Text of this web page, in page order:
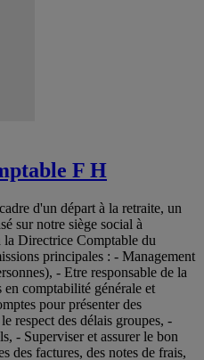
F H
d'un départ à la retraite, un
sur notre siège social à
la Directrice Comptable du
principales : - Management
- Etre responsable de la
en comptabilité générale et
pour présenter des
respect des délais groupes, -
- Superviser et assurer le bon
des factures, des notes de frais,